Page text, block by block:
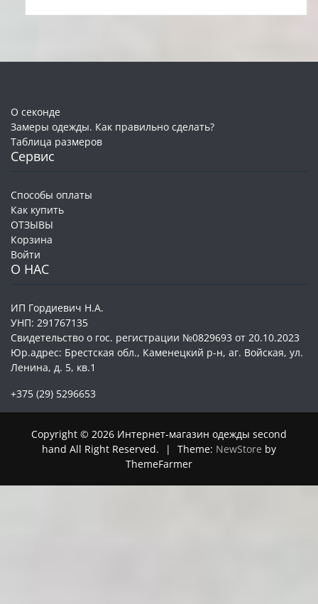
О секонде
Замеры одежды. Как правильно сделать?
Таблица размеров
Сервис
Способы оплаты
Как купить
ОТЗЫВЫ
Корзина
Войти
О НАС
ИП Гордиевич Н.А.
УНП: 291767135
Свидетельство о гос. регистрации №0829693 от 20.10.2023
Юр.адрес: Брестская обл., Каменецкий р-н, аг. Войская, ул.
Ленина, д. 5, кв.1
+375 (29) 5296653
Copyright © 2026 Интернет-магазин одежды second
hand All Right Reserved.
| Theme: NewStore by
ThemeFarmer